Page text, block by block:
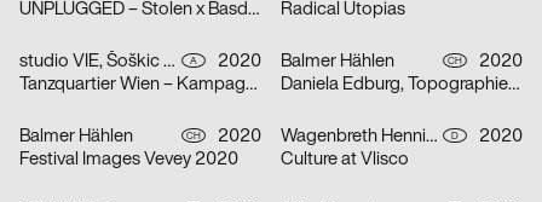
UNPLUGGED – Stolen x Basdban
Radical Utopias
studio VIE, Šoškic Katarina, Scherabon Herwig A
2020
Tanzquartier Wien – Kampagne Camilla Schielin
Balmer Hählen CH
2020
Daniela Edburg, Topographies of Transformation
Balmer Hählen CH
2020
Festival Images Vevey 2020
Wagenbreth Henning D
2020
Culture at Vlisco